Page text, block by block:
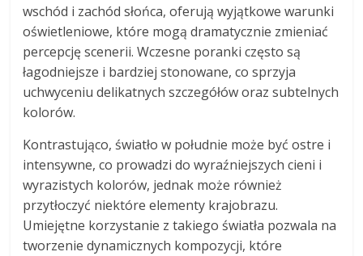
wschód i zachód słońca, oferują wyjątkowe warunki
oświetleniowe, które mogą dramatycznie zmieniać
percepcję scenerii. Wczesne poranki często są
łagodniejsze i bardziej stonowane, co sprzyja
uchwyceniu delikatnych szczegółów oraz subtelnych
kolorów.
Kontrastująco, światło w południe może być ostre i
intensywne, co prowadzi do wyraźniejszych cieni i
wyrazistych kolorów, jednak może również
przytłoczyć niektóre elementy krajobrazu.
Umiejętne korzystanie z takiego światła pozwala na
tworzenie dynamicznych kompozycji, które